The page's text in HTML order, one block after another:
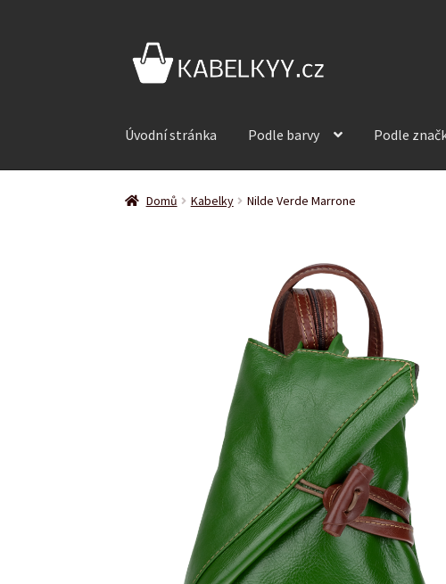
Přeskočit
na
Přejít
Úvodní stránka Podle barvy Podle
Domů Kabelky Nilde Verde Marrone